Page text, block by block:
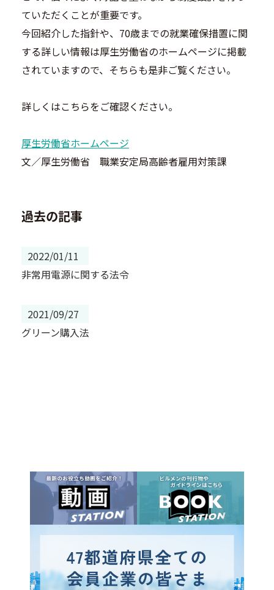
ていただくことが重要です。
今回紹介した指針や、70歳までの就業確保措置に関
する詳しい情報は厚生労働省のホームページに掲載
されていますので、そちらも是非ご覧ください。
詳しくはこちらをご確認ください。
厚生労働省ホームページ
文／厚生労働省 職業安定局高齢者雇用対策課
過去の記事
2022/01/11
非常用電源に関する法令
2021/09/27
グリーン購入法